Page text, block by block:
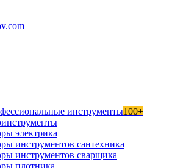
инструменты100+
электрика
инструментов сантехника
инструментов сварщика
плотника